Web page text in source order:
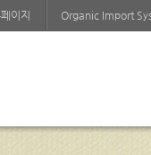
이지 Organic Import